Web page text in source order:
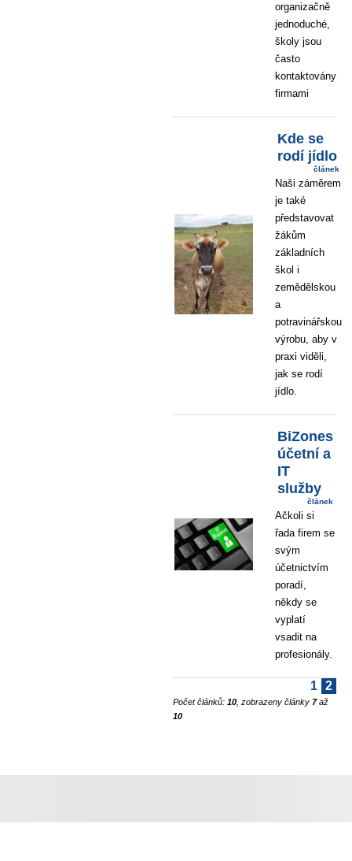
organizačně
jednoduché,
školy jsou
často
kontaktovány
firmami
Kde se
rodí jídlo
článek
Naši záměrem
je také
představovat
žákům
základních
škol i
zemědělskou
a
potravinářskou
výrobu, aby v
praxi viděli,
jak se rodí
jídlo.
BiZones
účetní a
IT
služby
článek
Ačkoli si
řada firem se
svým
účetnictvím
poradí,
někdy se
vyplatí
vsadit na
profesionály.
1 2
Počet článků: 10 , zobrazeny články 7až
10